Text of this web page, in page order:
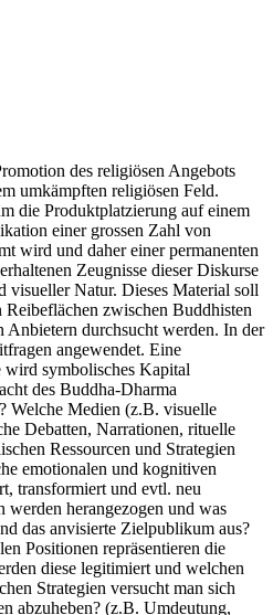
des religiösen Angebots
umkämpften religiösen Feld.
die Produktplatzierung auf einem
einer grossen Zahl von
wird und daher einer permanenten
Zeugnisse dieser Diskurse
visueller Natur. Dieses Material soll
Reibeflächen zwischen Buddhisten
Anbietern durchsucht werden. In der
angewendet. Eine
symbolisches Kapital
des Buddha-Dharma
Welche Medien (z.B. visuelle
Debatten, Narrationen, rituelle
Ressourcen und Strategien
emotionalen und kognitiven
transformiert und evtl. neu
werden herangezogen und was
das anvisierte Zielpublikum aus?
Positionen repräsentieren die
diese legitimiert und welchen
Strategien versucht man sich
abzuheben? (z.B. Umdeutung,